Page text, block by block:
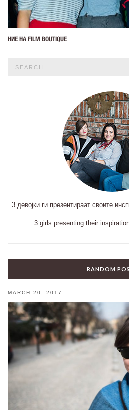
НИЕ НА FILM BOUTIQUE
3 девојки ги презентираат своите
3 girls presenting their
RANDOM
MARCH 20, 2017